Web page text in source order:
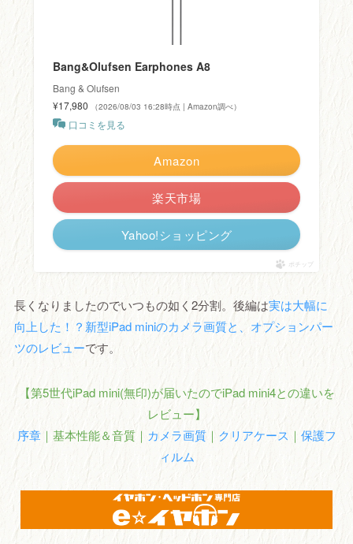
Bang&Olufsen Earphones A8
Bang & Olufsen
¥17,980
（2026/08/03 16:28時点 | Amazon調べ）
口コミを見る
Amazon
楽天市場
Yahoo!ショッピング
ポチップ
長くなりましたのでいつもの如く2分割。後編は実は大幅に
向上した！？新型iPad miniのカメラ画質と、オプションパー
ツのレビューです。
【第5世代iPad mini(無印)が届いたのでiPad mini4との違いを
レビュー】
序章｜基本性能＆音質｜ カメラ画質｜ クリアケース ｜ 保護フ
ィルム